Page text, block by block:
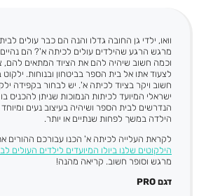
וואו, ילדי גן החובה גדלו והנה הם כבר עולים
מרגש הרגע שהילדים עולים לכיתה א'? הם נהיים
וכמה חשוב שיהיה להם את הציוד המתאים להם,
לצעוד אתו אל בית הספר בביטחון ובנוחות.
חשוב ויקר בציוד לכיתה א'. יש לבחור בקפידה
ישראלי המיועד לכיתות הנמוכות שניתן להכניס
הנדרשים לבית הספר ושיהיה בעיצוב נעים
הילדה במשך לפחות שנתיים או יותר.
לקראת העלייה לכיתה א' הכנו עבורכם ההורים
הילקוטים שלנו ביולו המיועדים לילדים העולים
מרגש וסופר חשוב. קריאה מהנה!
דגם PRO